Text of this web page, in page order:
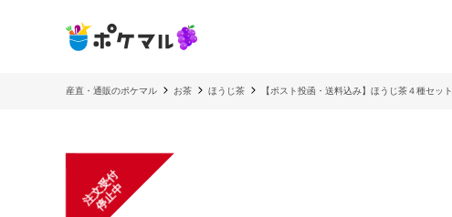
産直・通販のポケマル お茶 ほうじ茶 【ポスト投函・送料込み】ほうじ茶４種セット
注
文
受
付
停
止
中